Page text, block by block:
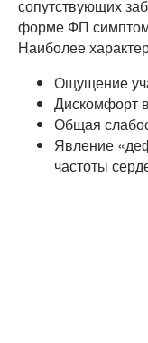
сопутствующих
форме ФП
Наиболее
Ощущение
Дискомфорт
Общая
Явление
частоты